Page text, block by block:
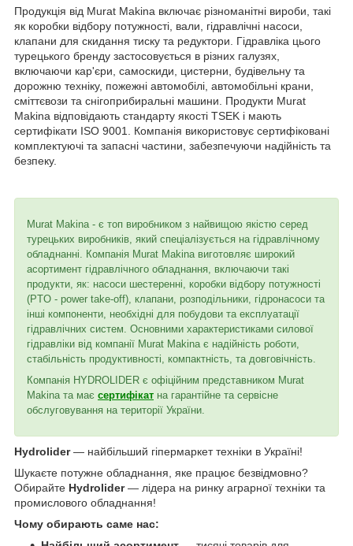
Продукція від Murat Makina включає різноманітні вироби, такі
як коробки відбору потужності, вали, гідравлічні насоси,
клапани для скидання тиску та редуктори. Гідравліка цього
турецького бренду застосовується в різних галузях,
включаючи кар'єри, самоскиди, цистерни, будівельну та
дорожню техніку, пожежні автомобілі, автомобільні крани,
сміттєвози та снігоприбиральні машини. Продукти Murat
Makina відповідають стандарту якості TSEK і мають
сертифікати ISO 9001. Компанія використовує сертифіковані
комплектуючі та запасні частини, забезпечуючи надійність та
безпеку.
Murat Makina - є топ виробником з найвищою якістю серед
турецьких виробників, який спеціалізується на гідравлічному
обладнанні. Компанія Murat Makina виготовляє широкий
асортимент гідравлічного обладнання, включаючи такі
продукти, як: насоси шестеренні, коробки відбору потужності
(PTO - power take-off), клапани, розподільники, гідронасоси та
інші компоненти, необхідні для побудови та експлуатації
гідравлічних систем. Основними характеристиками силової
гідравліки від компанії Murat Makina є надійність роботи,
стабільність продуктивності, компактність, та довговічність.
Компанія HYDROLIDER є офіційним представником Murat
Makina та має сертифікат на гарантійне та сервісне
обслуговування на території України.
Hydrolider— найбільший гіпермаркет техніки в Україні!
Шукаєте потужне обладнання, яке працює безвідмовно?
Обирайте Hydrolider— лідера на ринку аграрної техніки та
промислового обладнання!
Чому обирають саме нас: